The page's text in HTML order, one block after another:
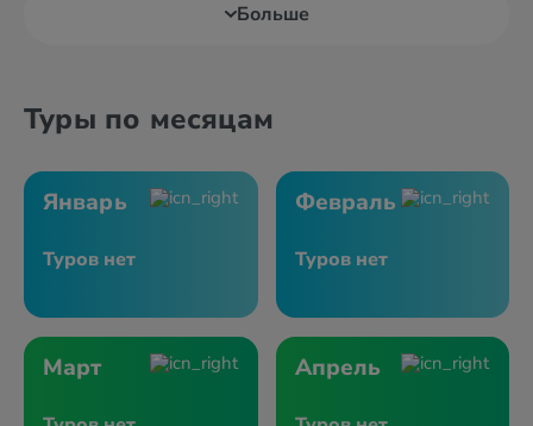
Больше
Туры по месяцам
Январь
Туров нет
Февраль
Туров нет
Март Апрель